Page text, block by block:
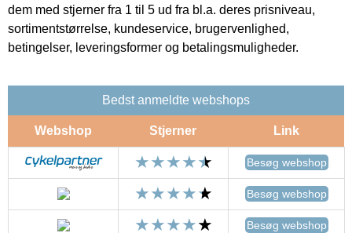
dem med stjerner fra 1 til 5 ud fra bl.a. deres prisniveau,
sortimentstørrelse, kundeservice, brugervenlighed,
betingelser, leveringsformer og betalingsmuligheder.
Bedst anmeldte webshops
Webshop Stjerner Link
Besøg webshop
Besøg webshop
Besøg webshop